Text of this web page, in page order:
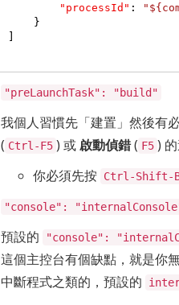
"processId" :
}
"preLaunchTask": "build"
我個人習慣先「建置」然後有
( Ctrl-F5 ) 或啟動偵錯( F5 )
你必須先按 Ctrl-Shift-
"console":
預設的 "console":
這個主控台有個缺點，就是你
中斷程式之類的，預設的